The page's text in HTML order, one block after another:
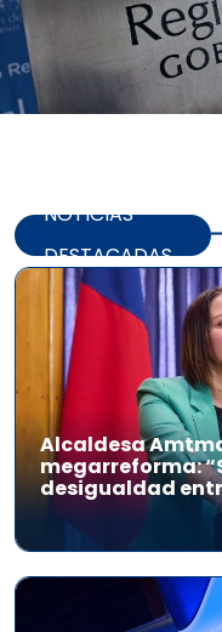
NOTICIAS
DESTACADAS
Alcaldesa
megarreforma:
desigualdad